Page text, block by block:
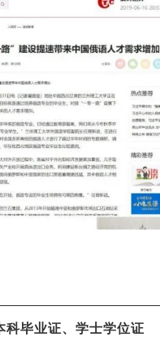
毕业证、学士学位证